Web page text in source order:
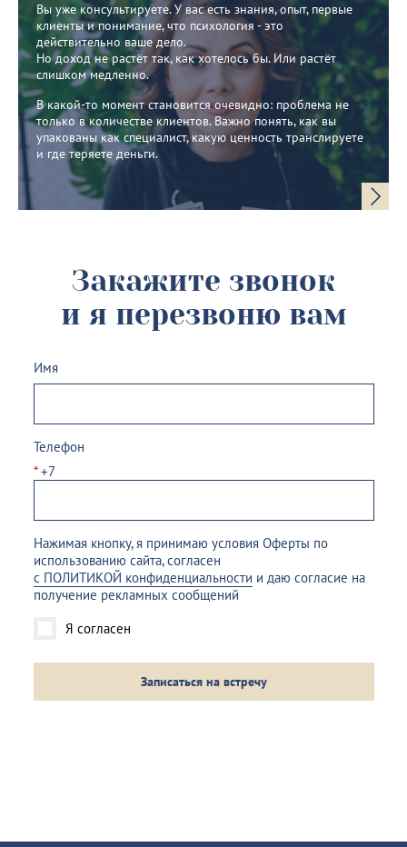
Вы уже консультируете. У вас есть знания, опыт, первые
клиенты и понимание, что психология - это
действительно ваше дело.
Но доход не растёт так, как хотелось бы. Или растёт
слишком медленно.
В какой-то момент становится очевидно: проблема не
только в количестве клиентов. Важно понять, как вы
упакованы как специалист, какую ценность транслируете
и где теряете деньги.
Закажите звонок
и я перезвоню вам
Имя
Телефон
*+7
Нажимая кнопку, я принимаю условия Оферты по
использованию сайта, согласен
с ПОЛИТИКОЙ конфиденциальности и даю согласие на
получение рекламных сообщений
Я согласен